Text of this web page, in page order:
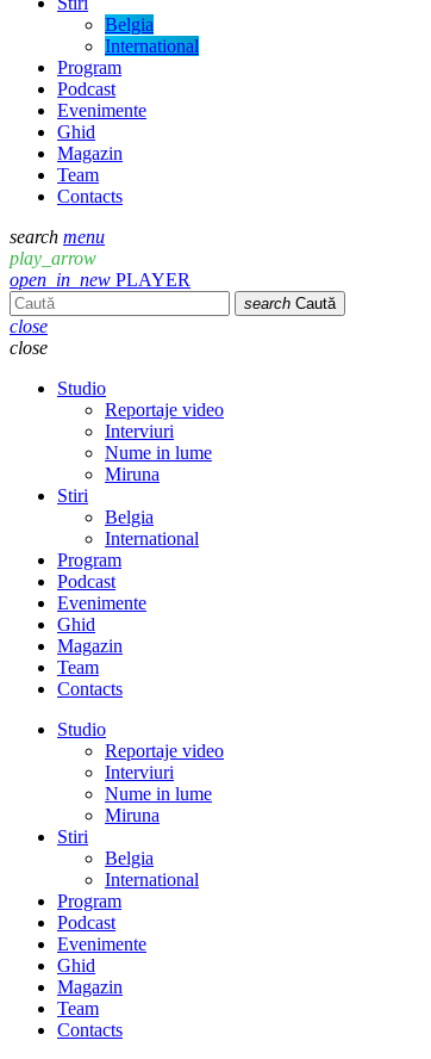
Belgia
International
Program
Podcast
Evenimente
Ghid
Magazin
Team
Contacts
search menu
play_arrow
open_in_new PLAYER
search Caută
close
close
Studio
Reportaje video
Interviuri
Nume in lume
Miruna
Stiri
Belgia
International
Program
Podcast
Evenimente
Ghid
Magazin
Team
Contacts
Studio
Reportaje video
Interviuri
Nume in lume
Miruna
Stiri
Belgia
International
Program
Podcast
Evenimente
Ghid
Magazin
Team
Contacts